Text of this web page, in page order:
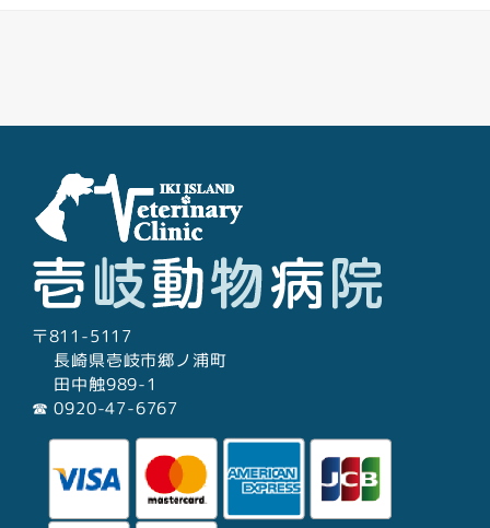
〒811-5117
長崎県壱岐市郷ノ浦町
田中触989-1
☎︎ 0920-47-6767